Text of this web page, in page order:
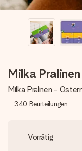
Milka
Milka Pralinen -
340 Beurteilungen
Vorrätig